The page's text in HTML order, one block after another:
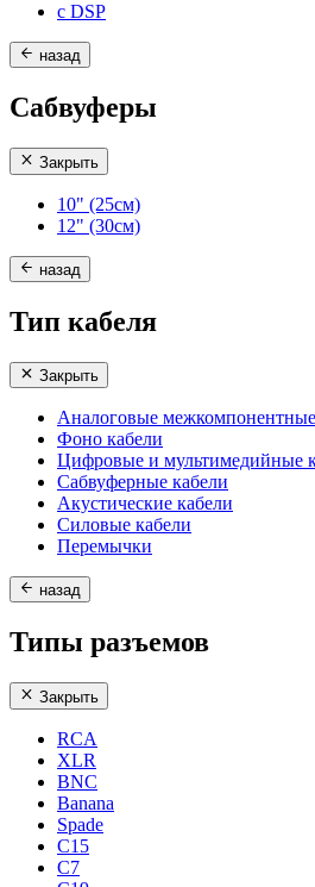
с DSP
назад
Сабвуферы
Закрыть
10" (25см)
12" (30см)
назад
Тип кабеля
Закрыть
Аналоговые
Фоно кабели
Цифровые и мультимедийные
Сабвуферные кабели
Акустические кабели
Силовые кабели
Перемычки
назад
Типы разъемов
Закрыть
RCA
XLR
BNC
Banana
Spade
C15
С7